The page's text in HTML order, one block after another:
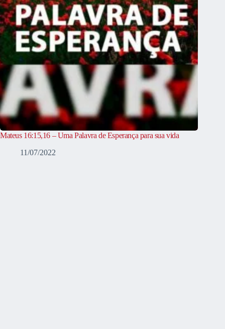
Mateus 16:15,16 – Uma Palavra de Esperança para sua vida
11/07/2022